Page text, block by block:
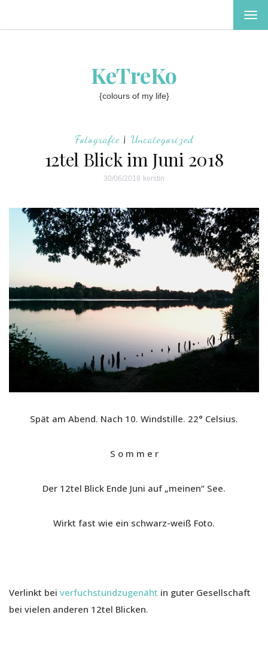
KeTreKo
{colours of my life}
Fotografie| Uncategorized
12tel Blick im Juni 2018
30/06/2018 kerstin
Spät am Abend. Nach 10. Windstille. 22° Celsius.
S o m m e r
Der 12tel Blick Ende Juni auf „meinen“ See.
Wirkt fast wie ein schwarz-weiß Foto.
Verlinkt bei verfuchstundzugenäht in guter Gesellschaft
bei vielen anderen 12tel Blicken.